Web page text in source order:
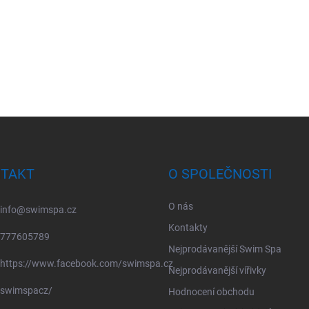
info@swimspa.cz
777605789
https://www.facebook.com/swimspa.cz
swimspacz/
O SPOLEČNOSTI
O nás
Kontakty
Nejprodávanější Swim Spa
Nejprodávanější vířivky
Hodnocení obchodu